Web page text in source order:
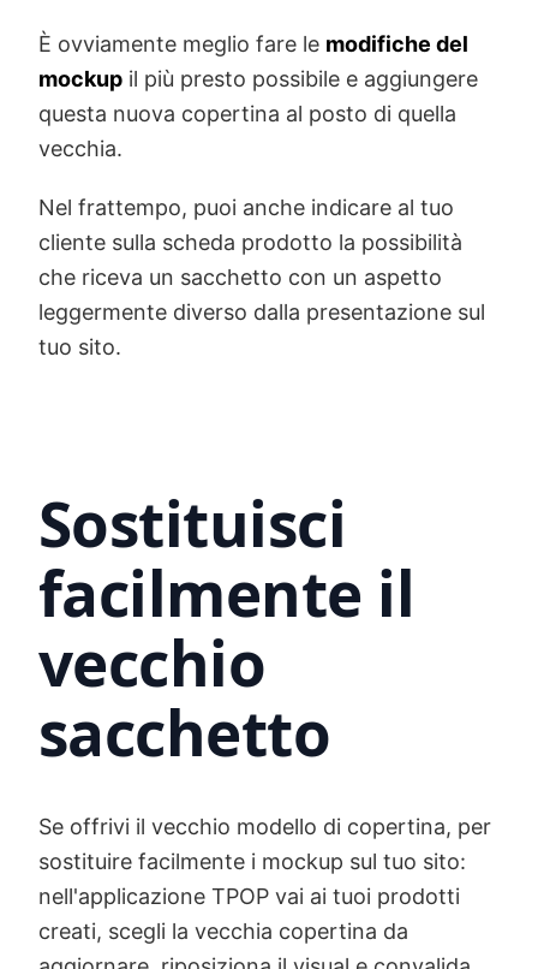
È ovviamente meglio fare le modifiche del
mockup il più presto possibile e aggiungere
questa nuova copertina al posto di quella
vecchia.
Nel frattempo, puoi anche indicare al tuo
cliente sulla scheda prodotto la possibilità
che riceva un sacchetto con un aspetto
leggermente diverso dalla presentazione sul
tuo sito.
Sostituisci
facilmente il
vecchio
sacchetto
Se offrivi il vecchio modello di copertina, per
sostituire facilmente i mockup sul tuo sito:
nell'applicazione TPOP vai ai tuoi prodotti
creati, scegli la vecchia copertina da